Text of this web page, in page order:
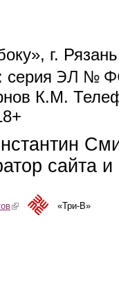
г.
серия ЭЛ №
К.М.
e-mail)
сайта
(link is external)«Три-В»